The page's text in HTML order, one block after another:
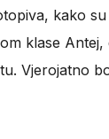
kako
klase
Vjerojatno